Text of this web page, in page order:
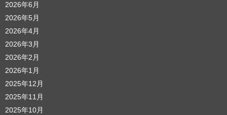
2026年6月
2026年5月
2026年4月
2026年3月
2026年2月
2026年1月
2025年12月
2025年11月
2025年10月